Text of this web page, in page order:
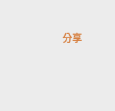
分享